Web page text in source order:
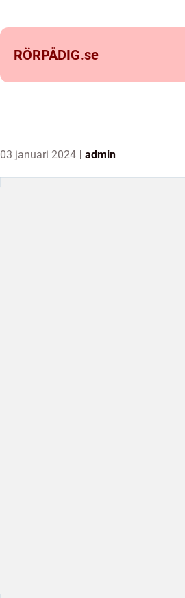
RÖRPÅDIG.se
03 januari 2024 admin